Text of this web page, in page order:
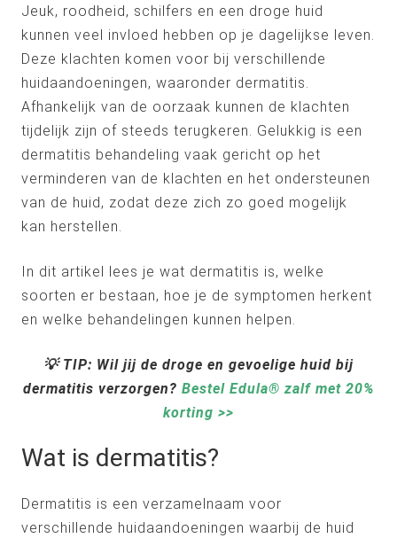
Jeuk, roodheid, schilfers en een droge huid
kunnen veel invloed hebben op je dagelijkse leven.
Deze klachten komen voor bij verschillende
huidaandoeningen, waaronder dermatitis.
Afhankelijk van de oorzaak kunnen de klachten
tijdelijk zijn of steeds terugkeren. Gelukkig is een
dermatitis behandeling vaak gericht op het
verminderen van de klachten en het ondersteunen
van de huid, zodat deze zich zo goed mogelijk
kan herstellen.
In dit artikel lees je wat dermatitis is, welke
soorten er bestaan, hoe je de symptomen herkent
en welke behandelingen kunnen helpen.
💡 TIP: Wil jij de droge en gevoelige huid bij
dermatitis verzorgen? Bestel Edula® zalf met 20%
korting >>
Wat is dermatitis?
Dermatitis is een verzamelnaam voor
verschillende huidaandoeningen waarbij de huid